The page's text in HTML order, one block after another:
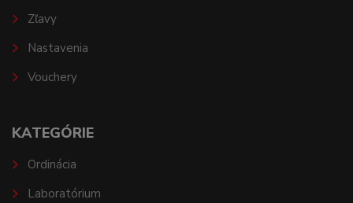
Zľavy
Nastavenia
Vouchery
KATEGÓRIE
Ordinácia
Laboratórium